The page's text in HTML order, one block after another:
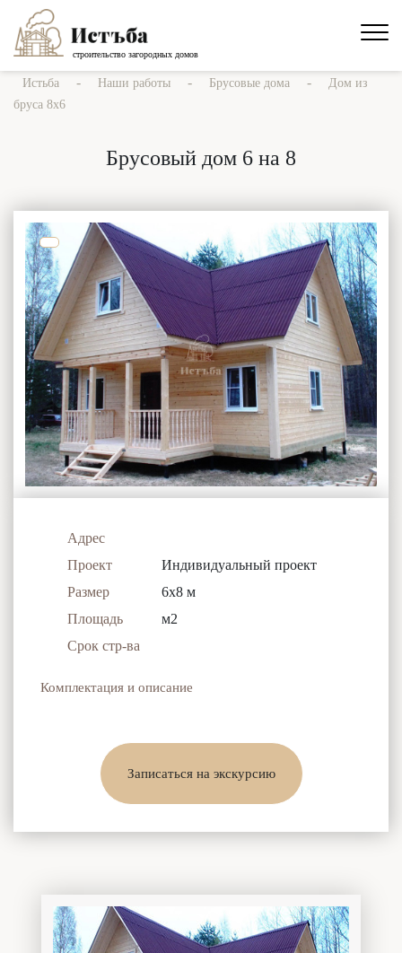
строительство загородных домов
Истьба - Наши работы - Брусовые дома -
Дом из
бруса 8х6
Брусовый дом 6 на 8
Адрес
Проект
Индивидуальный проект
Размер
6x8 м
Площадь
м2
Срок стр-ва
Комплектация и описание
Записаться на экскурсию